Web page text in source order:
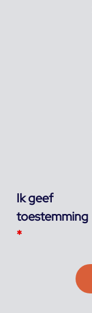
Ik geef
toestemming
*